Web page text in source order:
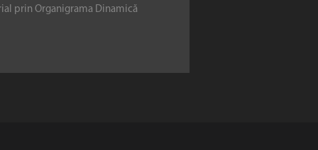
prin Organigrama Dinamică